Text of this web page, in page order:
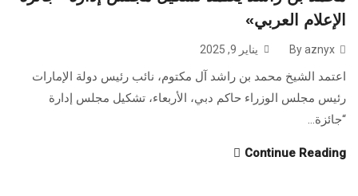
الإعلام العربي»
يناير 9, 2025
اعتمد الشيخ محمد بن راشد آل مكتوم، نائب رئيس دولة الإمارات
رئيس مجلس الوزراء حاكم دبي، الأربعاء، تشكيل مجلس إدارة
“جائزة...
Continue Reading